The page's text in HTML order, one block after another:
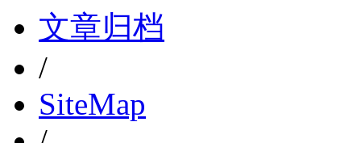
文章归档
/
SiteMap